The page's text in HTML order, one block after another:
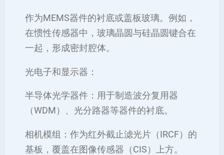
作为MEMS器件的衬底或盖板玻璃。例如，
在惯性传感器中，玻璃晶圆与硅晶圆键合在
一起，形成密封腔体。
光电子和显示器：
半导体光学器件：用于制造波分复用器
（WDM）、光分路器等器件的衬底。
相机模组：作为红外截止滤光片（IRCF）的
基板，覆盖在图像传感器（CIS）上方。